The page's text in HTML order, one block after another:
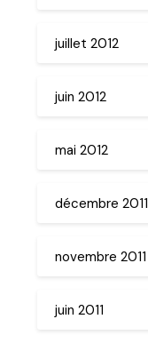
juillet 2012
juin 2012
mai 2012
décembre 2011
novembre 2011
juin 2011